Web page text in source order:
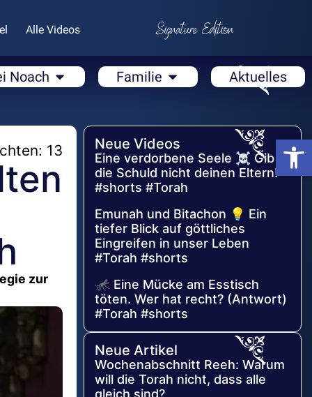
Alle Videos
Noach Familie Aktuelles
13
zur
Neue Videos
Eine verdorbene Seele ☠️ Gib
die Schuld nicht deinen Eltern!
#shorts #Torah
Emunah und Bitachon 💡 Ein
tiefer Blick auf göttliches
Eingreifen in unser Leben
#Torah #shorts
🦟 Eine Mücke am Esstisch
töten. Wer hat recht? (Antwort)
#Torah #shorts
Neue Artikel
Wochenabschnitt Reeh: Warum
will die Torah nicht, dass alle
gleich sind?